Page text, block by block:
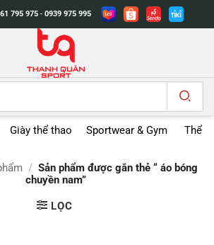
795 975 - 0939 975 995
Giày thể thao Sportwear & Gym Thể
/ Sản phẩm được gắn thẻ “ áo bóng
chuyền nam”
LỌC